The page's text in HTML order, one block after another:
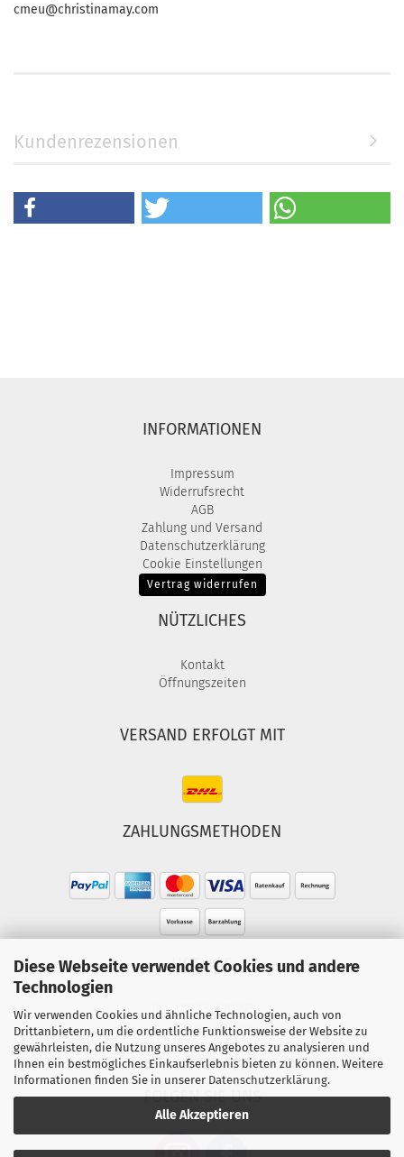
Diese Webseite verwendet Cookies und andere
Technologien
Wir verwenden Cookies und ähnliche Technologien, auch von
Drittanbietern, um die ordentliche Funktionsweise der Website zu
gewährleisten, die Nutzung unseres Angebotes zu analysieren und
Ihnen ein bestmögliches Einkaufserlebnis bieten zu können. Weitere
Informationen finden Sie in unserer Datenschutzerklärung.
Alle Akzeptieren
cmeu@christinamay.com
Kundenrezensionen
INFORMATIONEN
Impressum
Widerrufsrecht
AGB
Zahlung und Versand
Datenschutzerklärung
Cookie Einstellungen
Vertrag widerrufen
NÜTZLICHES
Kontakt
Öffnungszeiten
VERSAND ERFOLGT MIT
ZAHLUNGSMETHODEN
HOTLINE
Tel.: 02303-490093
Mo.-Fr. 10:00 - 18:00 Uhr
Sa. 10:00 - 15:00 Uhr
FOLGEN SIE UNS